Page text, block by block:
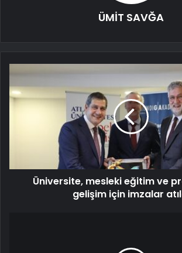
ÜMİT SAVĞA
Üniversite, mesleki eğitim ve
gelişim için imzalar